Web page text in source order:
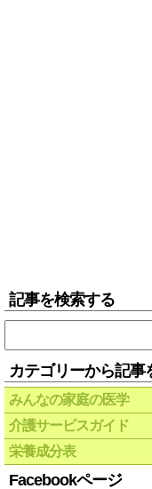
記事を検索する
カテゴリーから記事
みんなの家庭の医学
介護サービスガイド
栄養成分表
Facebookページ